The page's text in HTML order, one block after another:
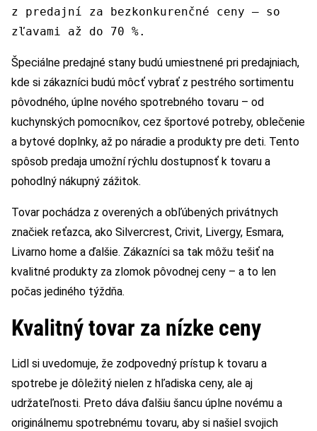
z predajní za bezkonkurenčné ceny – so
zľavami až do 70 %.
Špeciálne predajné stany budú umiestnené pri predajniach,
kde si zákazníci budú môcť vybrať z pestrého sortimentu
pôvodného, úplne nového spotrebného tovaru – od
kuchynských pomocníkov, cez športové potreby, oblečenie
a bytové doplnky, až po náradie a produkty pre deti. Tento
spôsob predaja umožní rýchlu dostupnosť k tovaru a
pohodlný nákupný zážitok.
Tovar pochádza z overených a obľúbených privátnych
značiek reťazca, ako Silvercrest, Crivit, Livergy, Esmara,
Livarno home a ďalšie. Zákazníci sa tak môžu tešiť na
kvalitné produkty za zlomok pôvodnej ceny – a to len
počas jediného týždňa.
Kvalitný tovar za nízke ceny
Lidl si uvedomuje, že zodpovedný prístup k tovaru a
spotrebe je dôležitý nielen z hľadiska ceny, ale aj
udržateľnosti. Preto dáva ďalšiu šancu úplne novému a
originálnemu spotrebnému tovaru, aby si našiel svojich